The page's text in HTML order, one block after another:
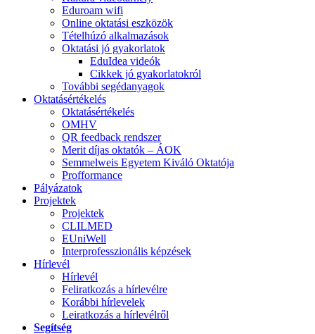
Eduroam wifi
Online oktatási eszközök
Tételhúzó alkalmazások
Oktatási jó gyakorlatok
EduIdea videók
Cikkek jó gyakorlatokról
További segédanyagok
Oktatásértékelés
Oktatásértékelés
OMHV
QR feedback rendszer
Merit díjas oktatók – ÁOK
Semmelweis Egyetem Kiváló Oktatója
Profformance
Pályázatok
Projektek
Projektek
CLILMED
EUniWell
Interprofesszionális képzések
Hírlevél
Hírlevél
Feliratkozás a hírlevélre
Korábbi hírlevelek
Leiratkozás a hírlevélről
Segítség